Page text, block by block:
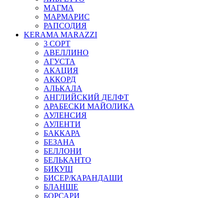
МАГМА
МАРМАРИС
РАПСОДИЯ
KERAMA MARAZZI
3 СОРТ
АВЕЛЛИНО
АГУСТА
АКАЦИЯ
АККОРД
АЛЬКАЛА
АНГЛИЙСКИЙ ДЕЛФТ
АРАБЕСКИ МАЙОЛИКА
АУЛЕНСИЯ
АУЛЕНТИ
БАККАРА
БЕЗАНА
БЕЛЛОНИ
БЕЛЬКАНТО
БИКУШ
БИСЕР/КАРАНДАШИ
БЛАНШЕ
БОРСАРИ